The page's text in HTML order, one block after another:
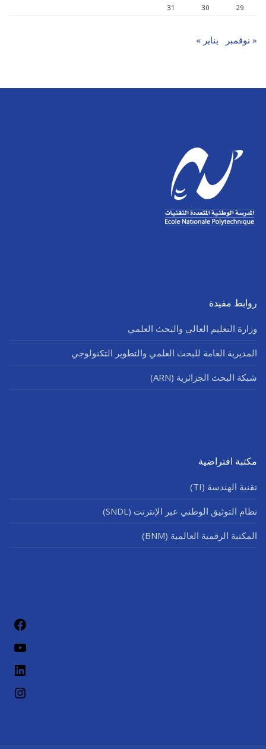
29
30
31
« نوفمبر يناير »
روابط مفيدة
وزارة التعليم العالي والبحث العلمي
المديرية العامة للبحث العلمي والتطوير التكنولوجي
شبكة البحث الجزائرية (ARN)
مكتبة افتراضية
تقنية الهندسة (TI)
نظام التوثيق الوطني عبر الإنترنت (SNDL)
المكتبة الرقمية العالمية (BNM)
لينكد إن